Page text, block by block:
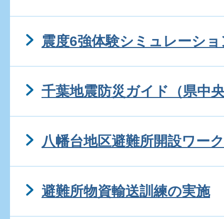
震度6強体験シミュレーショ
千葉地震防災ガイド（県中
八幡台地区避難所開設ワー
避難所物資輸送訓練の実施